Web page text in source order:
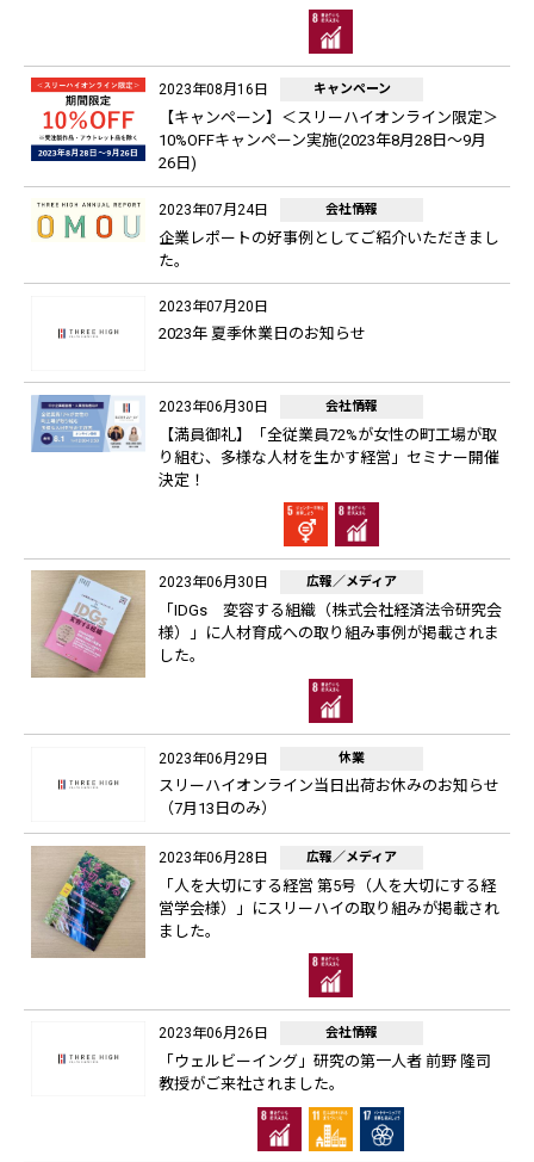
2023年08月16日 キャンペーン
【キャンペーン】＜スリーハイオンライン限定＞
10%OFFキャンペーン実施(2023年8月28日～9月
26日)
2023年07月24日 会社情報
企業レポートの好事例としてご紹介いただきまし
た。
2023年07月20日
2023年 夏季休業日のお知らせ
2023年06月30日 会社情報
【満員御礼】「全従業員72%が女性の町工場が取
り組む、多様な人材を生かす経営」セミナー開催
決定！
2023年06月30日 広報／メディア
「IDGs 変容する組織（株式会社経済法令研究会
様）」に人材育成への取り組み事例が掲載されま
した。
2023年06月29日 休業
スリーハイオンライン当日出荷お休みのお知らせ
（7月13日のみ）
2023年06月28日 広報／メディア
「人を大切にする経営 第5号（人を大切にする経
営学会様）」にスリーハイの取り組みが掲載され
ました。
2023年06月26日 会社情報
「ウェルビーイング」研究の第一人者 前野 隆司
教授がご来社されました。